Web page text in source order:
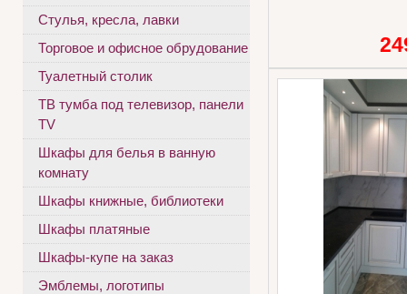
Стулья, кресла, лавки
Торговое и офисное обрудование
Туалетный столик
ТВ тумба под телевизор, панели
TV
Шкафы для белья в ванную
комнату
Шкафы книжные, библиотеки
Шкафы платяные
Шкафы-купе на заказ
Эмблемы, логотипы